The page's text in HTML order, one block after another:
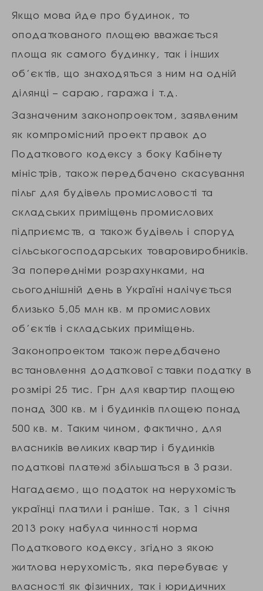
Якщо мова йде про будинок, то
оподаткованого площею вважається
площа як самого будинку, так і інших
об’єктів, що знаходяться з ним на одній
ділянці – сараю, гаража і т.д.
Зазначеним законопроектом, заявленим
як компромісний проект правок до
Податкового кодексу з боку Кабінету
міністрів, також передбачено скасування
пільг для будівель промисловості та
складських приміщень промислових
підприємств, а також будівель і споруд
сільськогосподарських товаровиробників.
За попередніми розрахунками, на
сьогоднішній день в Україні налічується
близько 5,05 млн кв. м промислових
об’єктів і складських приміщень.
Законопроектом також передбачено
встановлення додаткової ставки податку в
розмірі 25 тис. Грн для квартир площею
понад 300 кв. м і будинків площею понад
500 кв. м. Таким чином, фактично, для
власників великих квартир і будинків
податкові платежі збільшаться в 3 рази.
Нагадаємо, що податок на нерухомість
українці платили і раніше. Так, з 1 січня
2013 року набула чинності норма
Податкового кодексу, згідно з якою
житлова нерухомість, яка перебуває у
власності як фізичних, так і юридичних